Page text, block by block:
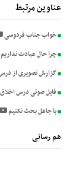
عناوین مرتبط
خواب جناب فردوسی
چرا حال عبادت
گزارش تصویری از درس
فایل صوتی درس اخلاق
با جاهل بحث نکنیم
هم رسانی